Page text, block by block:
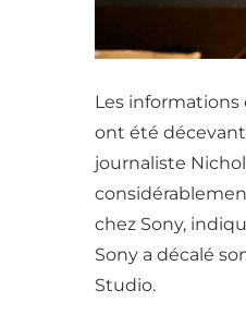
Les
ont été
journaliste
chez Sony,
Sony a décalé
Studio.